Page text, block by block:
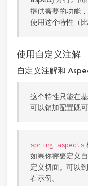
提供需要的功能
使用这个特性（
使用自定义注解
自定义注解和
这个特性只能在
可以销加配置既
spring-aspects
如果你需要定义
定义切面。可以到
看示例。